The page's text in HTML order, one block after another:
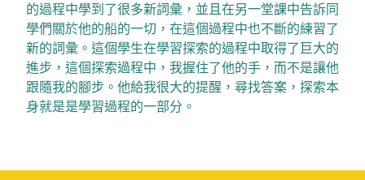
的過程中學到了很多新詞彙，並且在另一堂課中告訴同
學們關於他的船的一切，在這個過程中也不斷的練習了
新的詞彙。這個學生在學習探索的過程中取得了巨大的
進步，這個探索過程中，我握住了他的手，而不是讓他
跟隨我的腳步。他給我很大的提醒，尋找答案，探索本
身就是是學習過程的一部分。